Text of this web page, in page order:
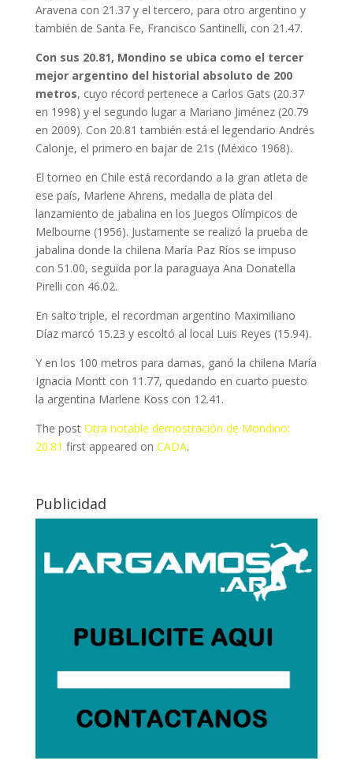
Aravena con 21.37 y el tercero, para otro argentino y
también de Santa Fe, Francisco Santinelli, con 21.47.
Con sus 20.81, Mondino se ubica como el tercer
mejor argentino del historial absoluto de 200
metros, cuyo récord pertenece a Carlos Gats (20.37
en 1998) y el segundo lugar a Mariano Jiménez (20.79
en 2009). Con 20.81 también está el legendario Andrés
Calonje, el primero en bajar de 21s (México 1968).
El torneo en Chile está recordando a la gran atleta de
ese país, Marlene Ahrens, medalla de plata del
lanzamiento de jabalina en los Juegos Olímpicos de
Melbourne (1956). Justamente se realizó la prueba de
jabalina donde la chilena María Paz Ríos se impuso
con 51.00, seguida por la paraguaya Ana Donatella
Pirelli con 46.02.
En salto triple, el recordman argentino Maximiliano
Díaz marcó 15.23 y escoltó al local Luis Reyes (15.94).
Y en los 100 metros para damas, ganó la chilena María
Ignacia Montt con 11.77, quedando en cuarto puesto
la argentina Marlene Koss con 12.41.
The post Otra notable demostración de Mondino:
20.81 first appeared on CADA.
Publicidad